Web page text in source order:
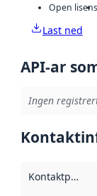
Open lisens
Last ned
API-ar
Ingen
Kontaktpunkt